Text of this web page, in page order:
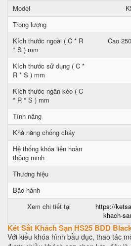
Model
Trọng lượng
Kích thước ngoài ( C * R
* S ) mm
Cao
Kích thước sử dụng ( C *
R * S ) mm
Kích thước ngăn kéo ( C
* R * S ) mm
Tính năng
Khả năng chống cháy
Hệ thống khóa liên hoàn
thông minh
Thương hiệu
Bảo hành
Xem chi tiết tại
https://
khach-
Két Sắt Khách Sạn HS25 BDD
Với kiểu khóa hình bầu dục, thao tác